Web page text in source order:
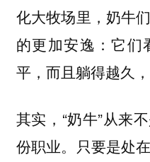
化大牧场里，奶牛
的更加安逸：它们
平，而且躺得越久
其实，“奶牛”从来
份职业。只要是处